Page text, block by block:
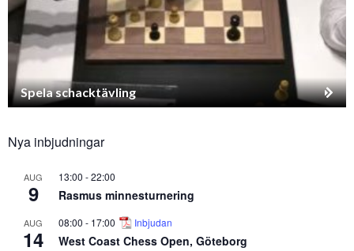
Spela schacktävling
Nya inbjudningar
AUG
9
13:00 -22:00
Rasmus minnesturnering
AUG
14
08:00 - 17:00 Inbjudan
West Coast Chess Open, Göteborg